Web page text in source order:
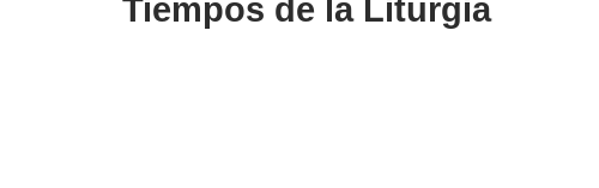
Tiempos de la Liturgia